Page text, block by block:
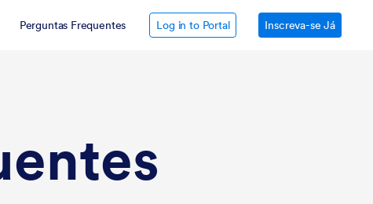
Perguntas Frequentes Log in to Portal Inscreva-se Já